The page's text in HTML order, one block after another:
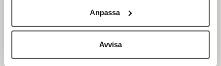
Anpassa
Avvisa
Bakers är en helhetsleverantör av professionell